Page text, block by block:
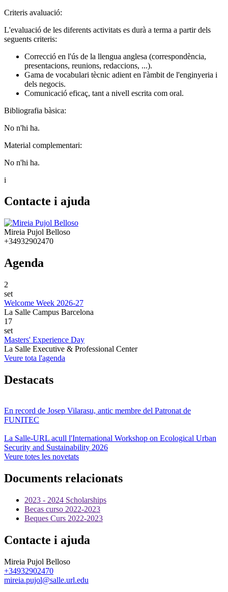
Criteris avaluació:
L'evaluació de les diferents activitats es durà a terma a partir dels
seguents criteris:
Correcció en l'ús de la llengua anglesa (correspondència,
presentacions, reunions, redaccions, ...).
Gama de vocabulari tècnic adient en l'àmbit de l'enginyeria i
dels negocis.
Comunicació eficaç, tant a nivell escrita com oral.
Bibliografia bàsica:
No n'hi ha.
Material complementari:
No n'hi ha.
i
Contacte i ajuda
Mireia Pujol Belloso
+34932902470
Agenda
2
set
Welcome Week 2026-27
La Salle Campus Barcelona
17
set
Masters' Experience Day
La Salle Executive & Professional Center
Veure tota l'agenda
Destacats
En record de Josep Vilarasu, antic membre del Patronat de
FUNITEC
La Salle-URL acull l'International Workshop on Ecological Urban
Security and Sustainability 2026
Veure totes les novetats
Documents relacionats
2023 - 2024 Scholarships
Becas curso 2022-2023
Beques Curs 2022-2023
Contacte i ajuda
Mireia Pujol Belloso
+34932902470
mireia.pujol@salle.url.edu